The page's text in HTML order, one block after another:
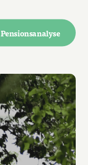
Pensionsanalyse